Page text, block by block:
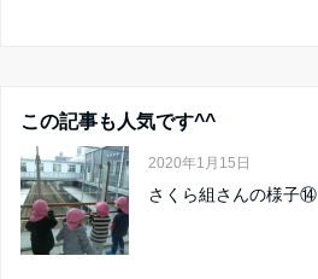
この記事も人気です^^
2020年1月15日
さくら組さんの様子⑭